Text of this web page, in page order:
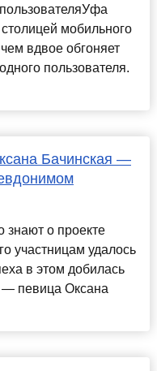
мобильного
вдвое обгоняет
пользователя.
Бачинская —
знают о проекте
участницам удалось
в этом добилась
— певица Оксана